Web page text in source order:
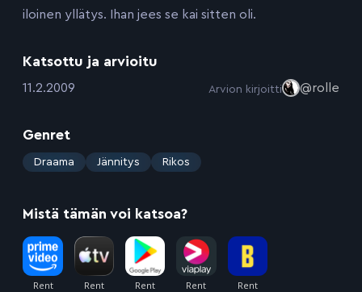
iloinen yllätys. Ihan jees se kai sitten oli.
Katsottu ja arvioitu
:11.2.2009 Arvion kirjoitti @rolle
Genret
: Draama Jännitys Rikos
Mistä tämän voi katsoa?